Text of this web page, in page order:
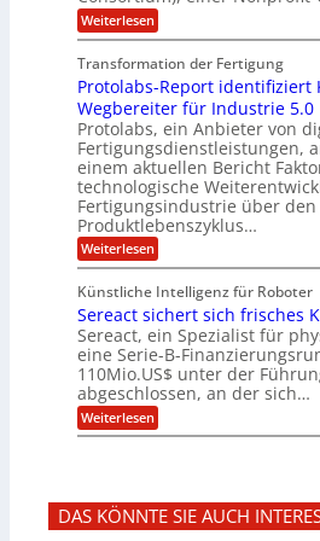
l
l
a
r
d
L
a
t
e
i
n
a
m
e
r
i
k
a
e
r
O
ff
c
e
t
e
n
z
n
t
r
u
m
f
ü
r
3
D
-
D
r
u
c
k
m
p
e
f
ü
r
d
e
n
M
a
s
c
h
n
e
n
-
u
n
d
A
n
e
n
Weiterlesen:
P
s
t
q
u
a
n
t
e
n
k
r
y
p
t
o
g
r
a
f
i
e
:
f
z
e
Transformation der Fertigung
Protolabs-Report identifiziert
Wegbereiter für Industrie 5.0
Protolabs, ein Anbieter von
Fertigungsdienstleistungen,
einem aktuellen Bericht
technologische
Fertigungsindustrie über den
Produktlebenszyklus…
Weiterlesen:
P
o
t
o
l
a
b
s
-
R
r
i
Künstliche Intelligenz für Roboter
Sereact sichert sich frisches
Sereact, ein Spezialist für
eine Serie-B-
110Mio.US$ unter der
abgeschlossen, an der sich…
Weiterlesen:
S
a
c
t
DAS KÖNNTE SIE AUCH